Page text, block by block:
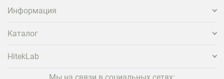
Информация
Каталог
HitekLab